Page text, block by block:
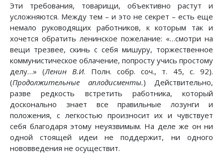
Эти требования, товарищи, объективно растут и
усложняются. Между тем – и это не секрет – есть еще
немало руководящих работников, к которым так и
хочется обратить ленинское пожелание: «…смотри на
вещи трезвее, скинь с себя мишуру, торжественное
коммунистическое облачение, попросту учись простому
делу…» (Ленин В.И. Полн. собр. соч., т. 45, с. 92).
(Продолжительные аплодисменты.) Действительно,
разве редкость встретить работника, который
досконально знает все правильные лозунги и
положения, с легкостью произносит их и чувствует
себя благодаря этому неуязвимым. На деле же он ни
одной стоящей идеи не поддержит, ни одного
нововведения не осуществит.